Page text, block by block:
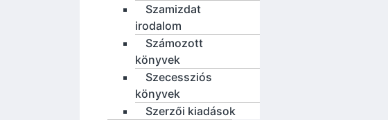
Szamizdat
irodalom
Számozott
könyvek
Szecessziós
könyvek
Szerzői kiadások